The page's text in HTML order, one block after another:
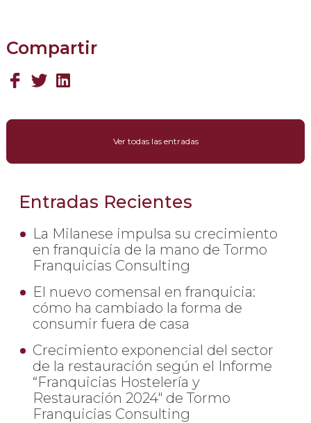
Compartir
Ver todas las entradas
Entradas Recientes
La Milanese impulsa su crecimiento
en franquicia de la mano de Tormo
Franquicias Consulting
El nuevo comensal en franquicia:
cómo ha cambiado la forma de
consumir fuera de casa
Crecimiento exponencial del sector
de la restauración según el Informe
“Franquicias Hostelería y
Restauración 2024" de Tormo
Franquicias Consulting